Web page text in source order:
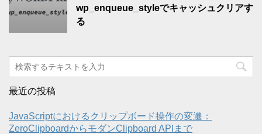
wp_enqueue_styleでキャッシュクリアす
る
最近の投稿
JavaScriptにおけるクリップボード操作の変遷：
ZeroClipboardからモダンClipboard APIまで